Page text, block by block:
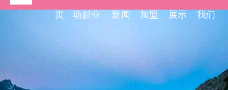
页
动影业
新闻
加盟
展示
我们